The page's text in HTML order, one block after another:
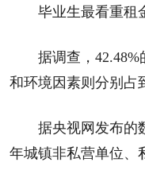
毕业生最看重租
据调查，42.48%
和环境因素则分别占
据央视网发布的数
年城镇非私营单位、